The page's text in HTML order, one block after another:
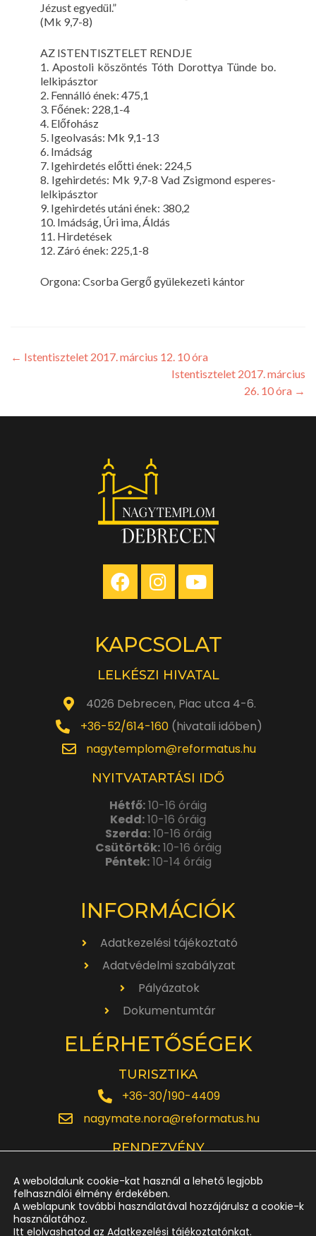
Jézust egyedül.”
(Mk 9,7-8)
AZ ISTENTISZTELET RENDJE
1. Apostoli köszöntés Tóth Dorottya Tünde bo.
lelkipásztor
2. Fennálló ének: 475,1
3. Főének: 228,1-4
4. Előfohász
5. Igeolvasás: Mk 9,1-13
6. Imádság
7. Igehirdetés előtti ének: 224,5
8. Igehirdetés: Mk 9,7-8 Vad Zsigmond esperes-
lelkipásztor
9. Igehirdetés utáni ének: 380,2
10. Imádság, Úri ima, Áldás
11. Hirdetések
12. Záró ének: 225,1-8
Orgona: Csorba Gergő gyülekezeti kántor
← Istentisztelet 2017. március 12. 10 óra
Istentisztelet 2017. március
26. 10 óra →
KAPCSOLAT
LELKÉSZI HIVATAL
4026 Debrecen, Piac utca 4-6.
+36-52/614-160(hivatali időben)
nagytemplom@reformatus.hu
NYITVATARTÁSI IDŐ
Hétfő:10-16 óráig
Kedd:10-16 óráig
Szerda:10-16 óráig
Csütörtök:10-16 óráig
Péntek:10-14 óráig
INFORMÁCIÓK
Adatkezelési tájékoztató
Adatvédelmi szabályzat
Pályázatok
Dokumentumtár
ELÉRHETŐSÉGEK
TURISZTIKA
+36-30/190-4409
nagymate.nora@reformatus.hu
RENDEZVÉNY
rendezveny.nagytemplom@reformatus.hu
A weboldalunk cookie-kat használ a lehető legjobb
felhasználói élmény érdekében.
A weblapunk további használatával hozzájárulsz a cookie-k
használatához.
Itt elolvashatod az Adatkezelési tájékoztatónkat.